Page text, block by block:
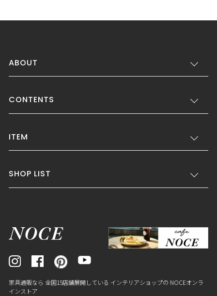
ABOUT
CONTENTS
ITEM
SHOP LIST
家具通販なら 全国15店舗展開している インテリアショップの NOCEオンラ
インストア